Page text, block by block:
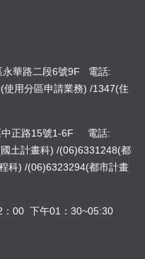
永華路二段6號9F 電話:
用分區申請業務) /1347(住
中正路15號1-6F 電話:
土計畫科) /(06)6331248(都
科) /(06)6323294(都市計畫
：00 下午01：30~05:30